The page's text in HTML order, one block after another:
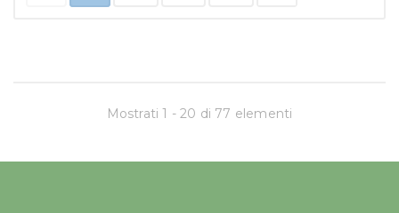
Mostrati 1 - 20 di 77 elementi